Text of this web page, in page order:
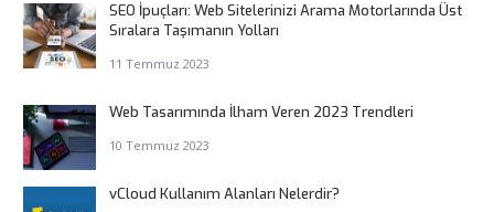
SEO İpuçları: Web Sitelerinizi Arama Motorlarında Üst
Sıralara Taşımanın Yolları
11 Temmuz 2023
Web Tasarımında İlham Veren 2023 Trendleri
10 Temmuz 2023
vCloud Kullanım Alanları Nelerdir?